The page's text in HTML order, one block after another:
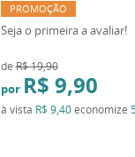
PROMOÇÃO
Seja o primeira a avaliar!
de R$ 19,90
por R$ 9,90
à vista R$ 9,40economize